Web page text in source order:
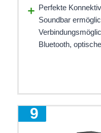
Perfekte
Soundbar
Bluetooth,